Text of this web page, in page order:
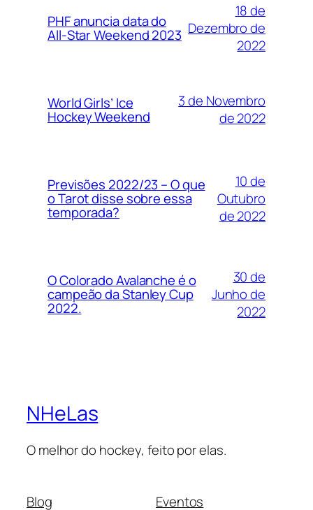
PHF anuncia data do
All-Star Weekend 2023
18 de
Dezembro de
2022
World Girls’ Ice
Hockey Weekend
3 de Novembro
de 2022
Previsões 2022/23 – O que
o Tarot disse sobre essa
temporada?
10 de
Outubro
de 2022
O Colorado Avalanche é o
campeão da Stanley Cup
2022.
30 de
Junho de
2022
NHeLas
O melhor do hockey, feito por elas.
Blog
Eventos